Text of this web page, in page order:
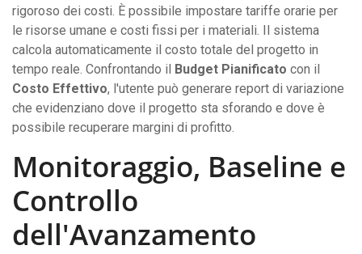
rigoroso dei costi. È possibile impostare tariffe orarie per
le risorse umane e costi fissi per i materiali. Il sistema
calcola automaticamente il costo totale del progetto in
tempo reale. Confrontando il Budget Pianificato con il
Costo Effettivo, l'utente può generare report di variazione
che evidenziano dove il progetto sta sforando e dove è
possibile recuperare margini di profitto.
Monitoraggio, Baseline e
Controllo
dell'Avanzamento